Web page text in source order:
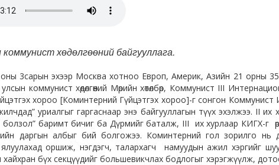
хөдөлгөөний байгууллага.
3сарын эхээр Москва хотноо Европ, Америк, Азийн 21 орны 35
коммунист хөдөлгөөний Мөрийн хөтөлбөр, Коммунист III
хороо [Коминтерний Гүйцэтгэх хороо]-г сонгон
уриалгыг гаргаснаар энэ байгууллагын түүх эхэлжээ. II их
болзол” баримт бичиг ба Дүрмийг баталж, III их хурлаар КИГХ-г
даргын албыг бий болгожээ. Коминтерний гол зорилго нь
ялуулахад оршиж, нэгдэгч, талархагч намуудын ажил хэргийг
хайхран бүх секцүүдийг большевикчлах бодлогыг хэрэгжүүлж,